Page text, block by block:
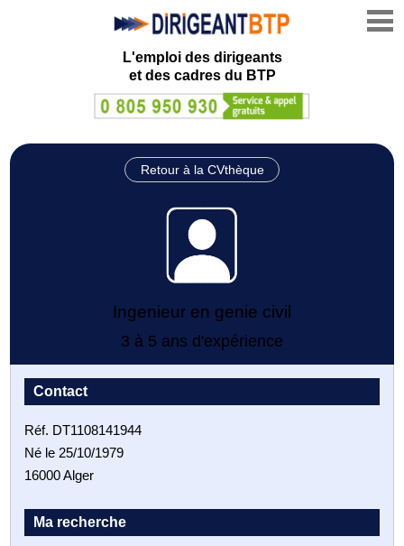
L'emploi des dirigeants
et des cadres du BTP
Retour à la CVthèque
Ingenieur en genie civil
3 à 5 ans d'expérience
Contact
Réf. DT1108141944
Né le 25/10/1979
16000 Alger
Ma recherche